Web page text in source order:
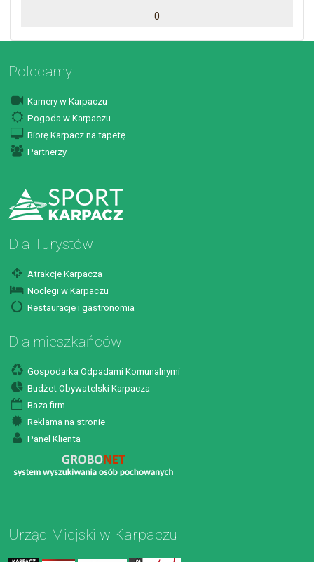
0
Polecamy
Kamery w Karpaczu
Pogoda w Karpaczu
Biorę Karpacz na tapetę
Partnerzy
Dla Turystów
Atrakcje Karpacza
Noclegi w Karpaczu
Restauracje i gastronomia
Dla mieszkańców
Gospodarka Odpadami Komunalnymi
Budżet Obywatelski Karpacza
Baza firm
Reklama na stronie
Panel Klienta
Urząd Miejski w Karpaczu